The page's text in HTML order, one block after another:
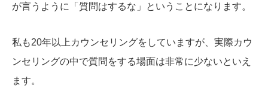
が言うように「質問はするな」ということになります。
私も20年以上カウンセリングをしていますが、実際カウ
ンセリングの中で質問をする場面は非常に少ないといえ
ます。